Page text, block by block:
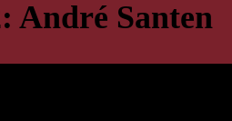
André Santen